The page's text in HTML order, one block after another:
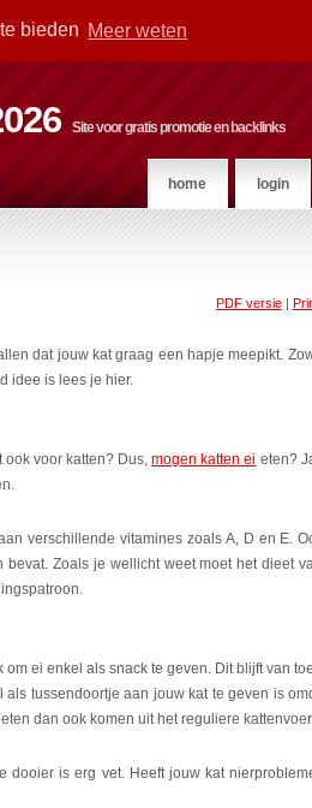
bieden Meer weten
Site voor gratis promotie en backlinks
home login
PDF versie|
dat jouw kat graag een hapje meepikt.
idee is lees je hier.
ook voor katten? Dus,mogen katten ei eten?
verschillende vitamines zoals A, D en E.
Zoals je wellicht weet moet het dieet
ei enkel als snack te geven. Dit blijft van
tussendoortje aan jouw kat te geven is
dan ook komen uit het reguliere
is erg vet. Heeft jouw kat